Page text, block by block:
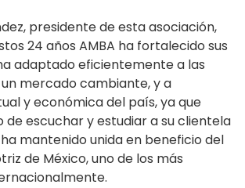
presidente de esta asociación,
24 años AMBA ha fortalecido sus
adaptado eficientemente a las
mercado cambiante, y a
y económica del país, ya que
de escuchar y estudiar a su clientela
mantenido unida en beneficio del
de México, uno de los más